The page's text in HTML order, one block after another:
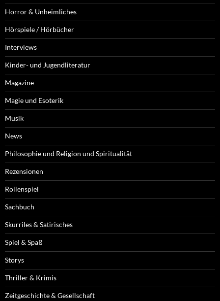
Horror & Unheimliches
Hörspiele / Hörbücher
Interviews
Kinder- und Jugendliteratur
Magazine
Magie und Esoterik
Musik
News
Philosophie und Religion und Spiritualität
Rezensionen
Rollenspiel
Sachbuch
Skurriles & Satirisches
Spiel & Spaß
Storys
Thriller & Krimis
Zeitgeschichte & Gesellschaft